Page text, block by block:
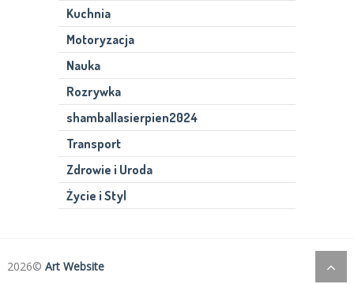
Kuchnia
Motoryzacja
Nauka
Rozrywka
shamballasierpien2024
Transport
Zdrowie i Uroda
Życie i Styl
2026© Art Website